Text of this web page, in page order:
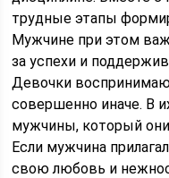
трудные этапы
Мужчине при этом
за успехи и
Девочки
совершенно иначе. В
мужчины, который
Если мужчина
свою любовь и